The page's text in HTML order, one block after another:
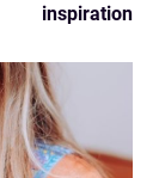
inspiration